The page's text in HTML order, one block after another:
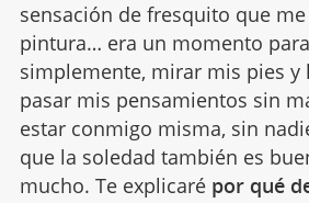
sensación de fresquito que
pintura… era un momento para
simplemente, mirar mis pies y
pasar mis pensamientos sin
estar conmigo misma, sin
que la soledad también es
mucho. Te explicarépor qué